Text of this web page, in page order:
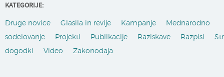
KATEGORIJE:
Druge novice Glasila in revije Kampanje
Mednarodno
sodelovanje
Projekti Publikacije Raziskave Razpisi
dogodki
Video Zakonodaja